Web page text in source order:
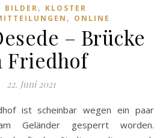
BILDER, KLOSTER
, ONLINE
– Brücke
Friedhof
22. Juni 2021
Geländer gesperrt worden.